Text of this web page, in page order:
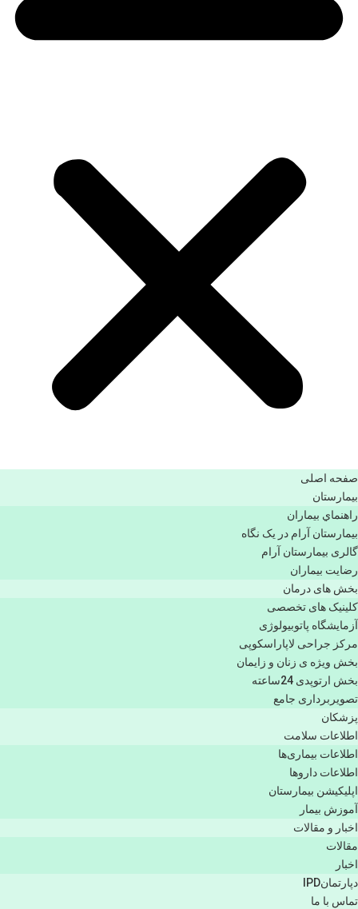
صفحه اصلی
بيمارستان
راهنماي بیماران
بیمارستان آرام در یک نگاه
گالری بیمارستان آرام
رضایت بیماران
بخش های درمان
کلینیک های تخصصی
آزمایشگاه پاتوبیولوژی
مرکز جراحی لاپاراسکوپی
بخش ویژه ی زنان و زایمان
بخش ارتوپدی 24ساعته
تصویربرداری جامع
پزشكان
اطلاعات سلامت
اطلاعات بیماری‌ها
اطلاعات دارو‌ها
اپليكيشن بيمارستان
آموزش بیمار
اخبار و مقالات
مقالات
اخبار
دپارتمانIPD
تماس با ما